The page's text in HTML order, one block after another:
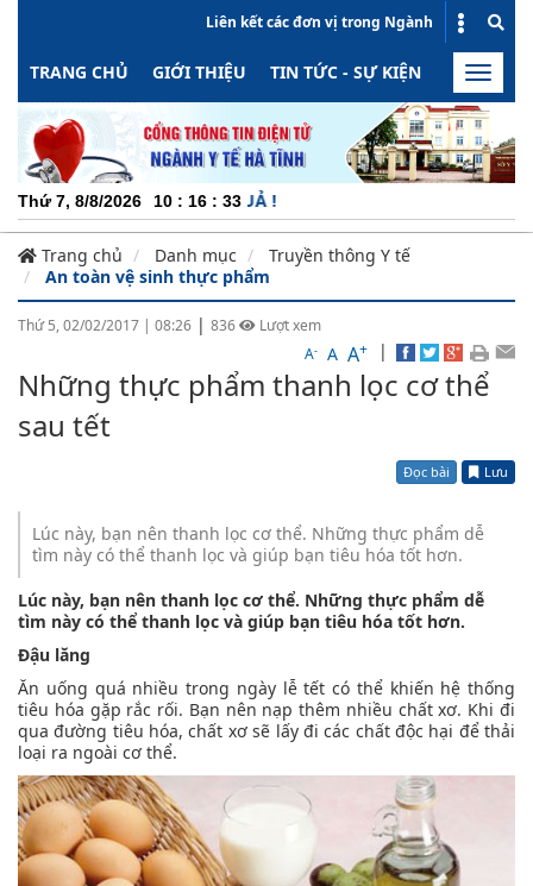
Liên kết các đơn vị trong Ngành
TRANG CHỦ GIỚI THIỆU TIN TỨC - SỰ KIỆN HOẠT
Toggle
Thứ 7, 8/8/2026 10 : 16 : 34
Trang chủ Danh mục
Truyền thông Y tế
An toàn vệ sinh thực phẩm
Thứ 5, 02/02/2017 | 08:26 | 836
Lượt xem
A- A A+ |
Những thực phẩm thanh lọc cơ thể
sau tết
Đọc bài Lưu
Lúc này, bạn nên thanh lọc cơ thể. Những thực phẩm dễ
tìm này có thể thanh lọc và giúp bạn tiêu hóa tốt hơn.
Lúc này, bạn nên thanh lọc cơ thể. Những thực phẩm dễ
tìm này có thể thanh lọc và giúp bạn tiêu hóa tốt hơn.
Đậu lăng
Ăn uống quá nhiều trong ngày lễ tết có thể khiến hệ thống
tiêu hóa gặp rắc rối. Bạn nên nạp thêm nhiều chất xơ. Khi đi
qua đường tiêu hóa, chất xơ sẽ lấy đi các chất độc hại để thải
loại ra ngoài cơ thể.